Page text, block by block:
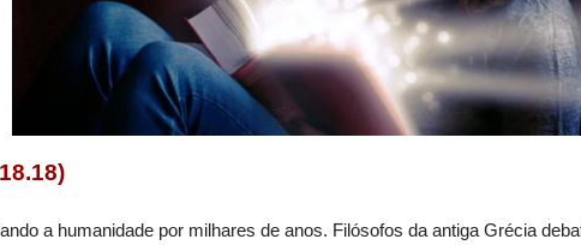
a humanidade por milhares de anos. Filósofos da antiga Grécia